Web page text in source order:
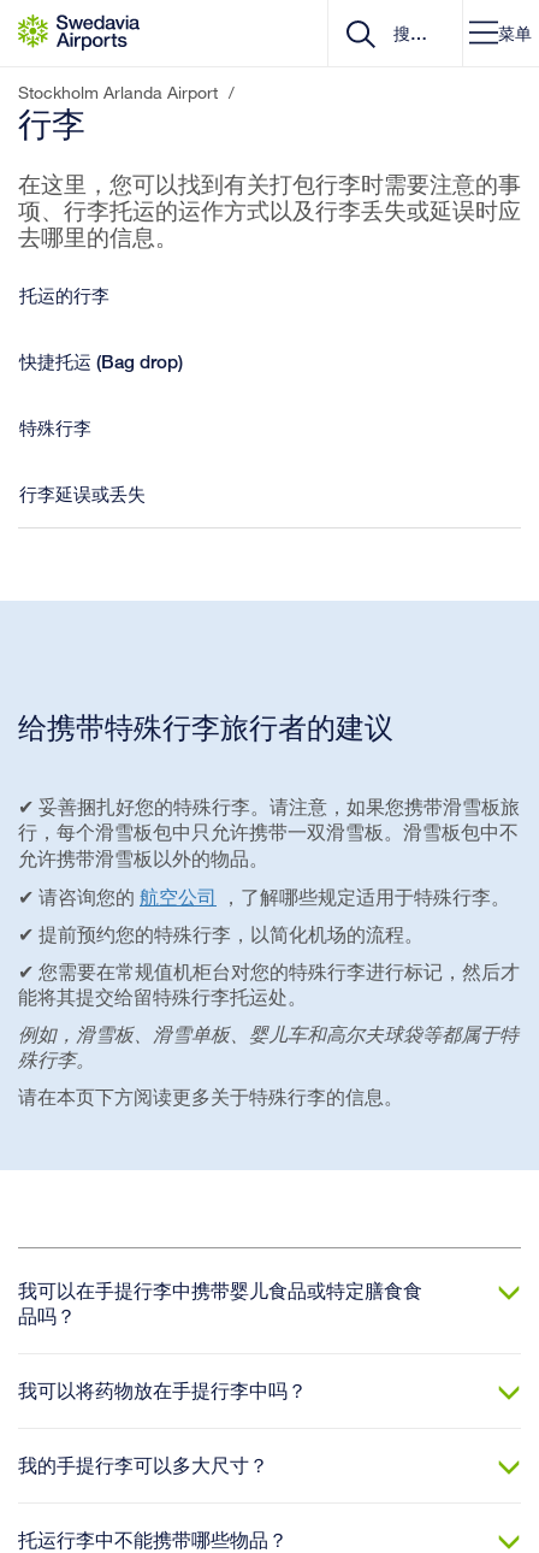
Go to content
菜单
Stockholm Arlanda Airport /
行李
在这里，您可以找到有关打包行李时需要注意的事
项、行李托运的运作方式以及行李丢失或延误时应
去哪里的信息。
托运的行李
快捷托运 (Bag drop)
特殊行李
行李延误或丢失
给携带特殊行李旅行者的建议
✔ 妥善捆扎好您的特殊行李。请注意，如果您携带滑雪板旅
行，每个滑雪板包中只允许携带一双滑雪板。滑雪板包中不
允许携带滑雪板以外的物品。
✔ 请咨询您的 航空公司
，了解哪些规定适用于特殊行李。
✔ 提前预约您的特殊行李，以简化机场的流程。
✔ 您需要在常规值机柜台对您的特殊行李进行标记，然后才
能将其提交给留特殊行李托运处。
例如，滑雪板、滑雪单板、婴儿车和高尔夫球袋等都属于特
殊行李。
请在本页下方阅读更多关于特殊行李的信息。
我可以在手提行李中携带婴儿食品或特定膳食食
品吗？
我可以将药物放在手提行李中吗？
我的手提行李可以多大尺寸？
托运行李中不能携带哪些物品？